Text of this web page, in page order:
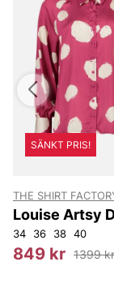
SÄNKT PRIS!
THE SHIRT
Louise Artsy
34 36 38 40
849 kr 1399 kr